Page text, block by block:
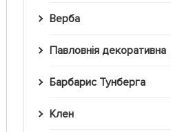
Верба
Павловнія декоративна
Барбарис Тунберга
Клен